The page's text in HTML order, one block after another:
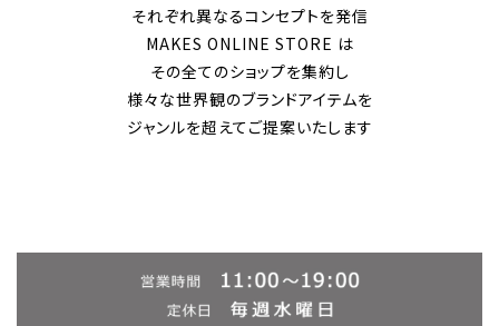
それぞれ異なるコンセプトを発信
MAKES ONLINE STORE は
その全てのショップを集約し
様々な世界観のブランドアイテムを
ジャンルを超えてご提案いたします